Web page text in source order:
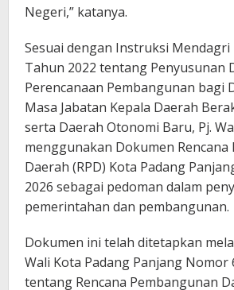
Negeri,” katanya.
Sesuai dengan Instruksi Mendagri
Tahun 2022 tentang Penyusunan
Perencanaan Pembangunan bagi
Masa Jabatan Kepala Daerah
serta Daerah Otonomi Baru, Pj.
menggunakan Dokumen Rencana
Daerah (RPD) Kota Padang
2026 sebagai pedoman dalam
pemerintahan dan pembangunan.
Dokumen ini telah ditetapkan
Wali Kota Padang Panjang Nomor
tentang Rencana Pembangunan